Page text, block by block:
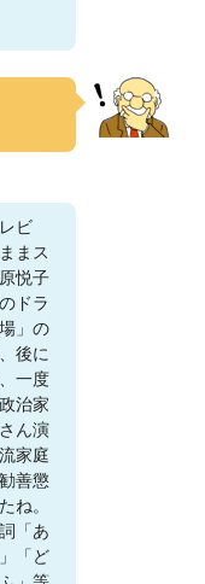
ビ
まス
悦子
ドラ
」の
後に
一度
治家
ん演
家庭
善懲
ね。
「あ
「ど